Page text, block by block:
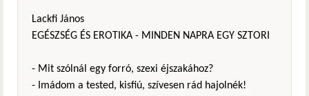
Lackfi János
EGÉSZSÉG ÉS EROTIKA - MINDEN NAPRA EGY SZTORI
- Mit szólnál egy forró, szexi éjszakához?
- Imádom a tested, kisfiú, szívesen rád hajolnék!